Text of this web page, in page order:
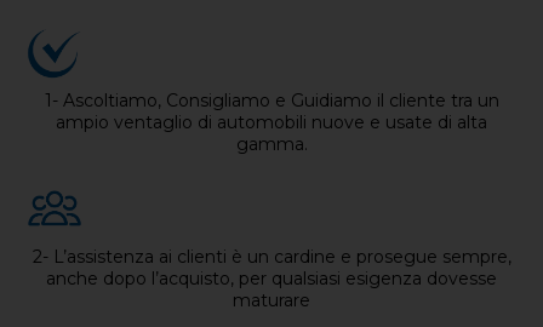
1- Ascoltiamo, Consigliamo e Guidiamo il cliente tra un
ampio ventaglio di automobili nuove e usate di alta
gamma.
2- L’assistenza ai clienti è un cardine e prosegue sempre,
anche dopo l’acquisto, per qualsiasi esigenza dovesse
maturare